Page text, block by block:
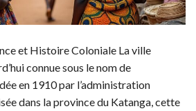
et Histoire Coloniale La ville
connue sous le nom de
en 1910 par l’administration
dans la province du Katanga, cette